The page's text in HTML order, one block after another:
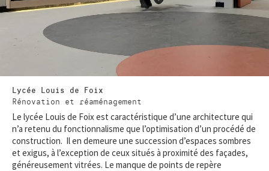
Lycée Louis de Foix
Rénovation et réaménagement
Le lycée Louis de Foix est caractéristique d’une architecture qui
n’a retenu du fonctionnalisme que l’optimisation d’un procédé de
construction. Il en demeure une succession d’espaces sombres
et exigus, à l’exception de ceux situés à proximité des façades,
généreusement vitrées. Le manque de points de repère